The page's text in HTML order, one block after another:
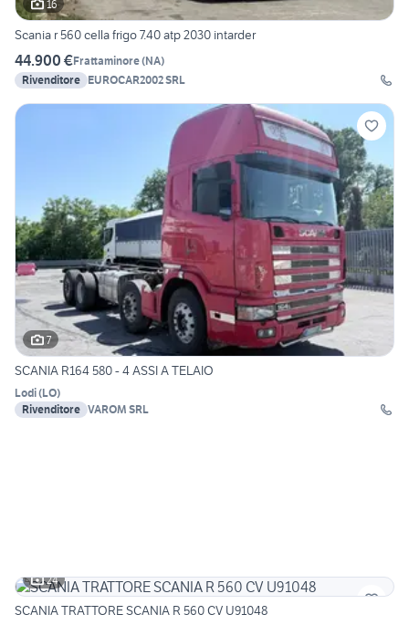
16
Scania r 560 cella frigo 7.40 atp 2030 intarder
44.900 €Frattaminore(NA)
Rivenditore EUROCAR2002 SRL
7
SCANIA R164 580 - 4 ASSI A TELAIO
Lodi(LO)
Rivenditore VAROM SRL
24
SCANIA TRATTORE SCANIA R 560 CV U91048